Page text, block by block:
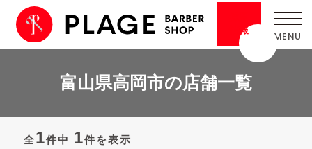
情報
富山県高岡市の店舗一覧
全1件中 1件を表示